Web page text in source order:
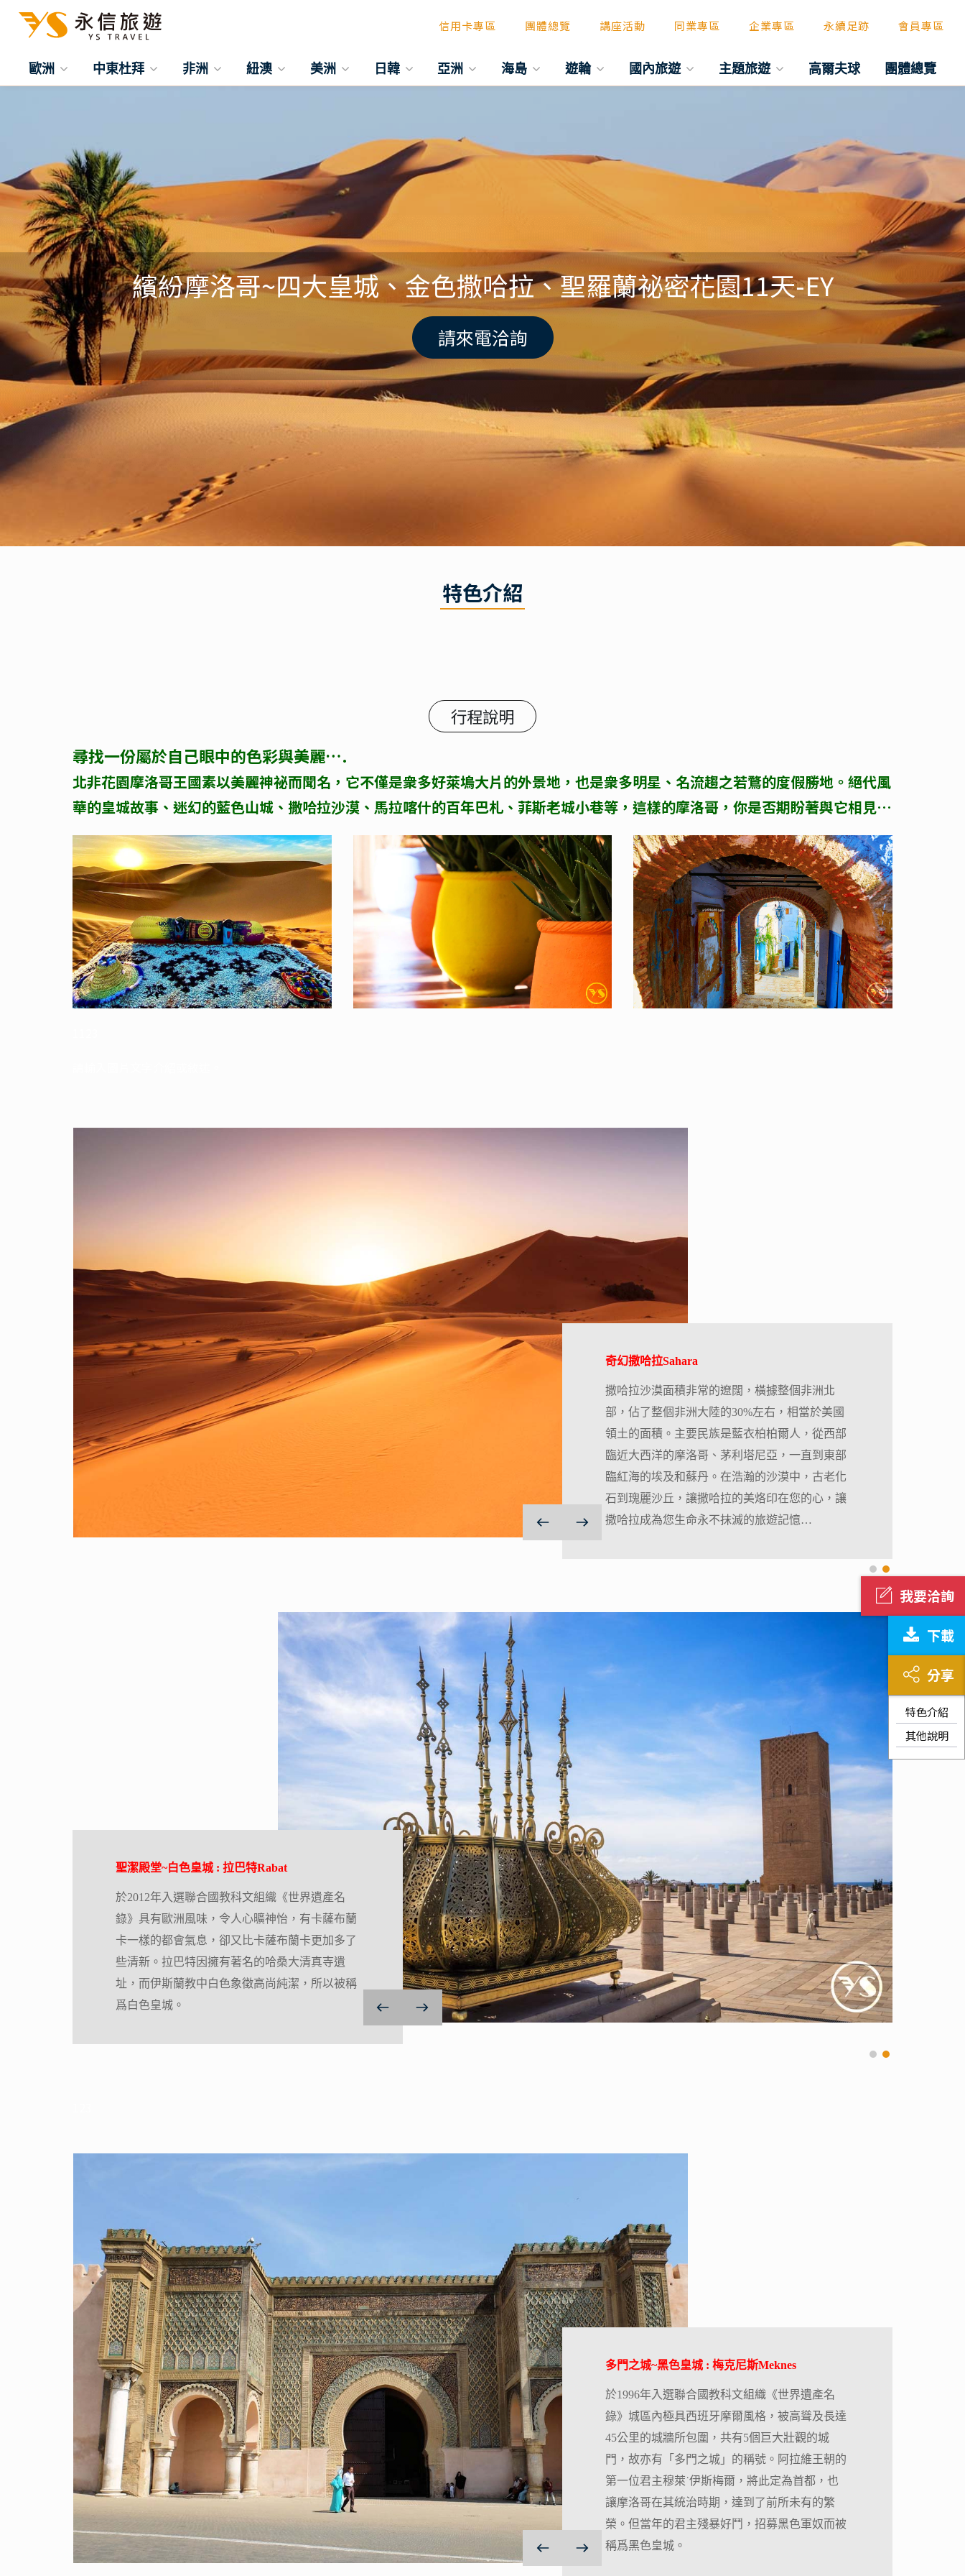
信用卡專區 團體總覽 講座活動 同業專區 企業專區 永續足跡 會員專區
歐洲 中東杜拜 非洲 紐澳 美洲 日韓 亞洲 海島 遊輪 國內旅遊 主題旅遊 高爾夫球 團體總覽
我要洽詢
下載
分享
特色介紹
其他說明
繽紛摩洛哥~四大皇城、金色撒哈拉、聖羅蘭祕密花園11天-EY
請來電洽詢
特色介紹
行程說明
尋找一份屬於自己眼中的色彩與美麗….
北非花園摩洛哥王國素以美麗神祕而聞名，它不僅是衆多好萊塢大片的外景地，也是衆多明星、名流趨之若鶩的度假勝地。絕代風
華的皇城故事、迷幻的藍色山城、撒哈拉沙漠、馬拉喀什的百年巴札、菲斯老城小巷等，這樣的摩洛哥，你是否期盼著與它相見…
奇幻撒哈拉Sahara
撒哈拉沙漠面積非常的遼闊，橫據整個非洲北
部，佔了整個非洲大陸的30%左右，相當於美國
領土的面積。主要民族是藍衣柏柏爾人，從西部
臨近大西洋的摩洛哥、茅利塔尼亞，一直到東部
臨紅海的埃及和蘇丹。在浩瀚的沙漠中，古老化
石到瑰麗沙丘，讓撒哈拉的美烙印在您的心，讓
撒哈拉成為您生命永不抹滅的旅遊記憶…
聖潔殿堂~白色皇城 : 拉巴特Rabat
於2012年入選聯合國教科文組織《世界遺產名
錄》具有歐洲風味，令人心曠神怡，有卡薩布蘭
卡一樣的都會氣息，卻又比卡薩布蘭卡更加多了
些清新。拉巴特因擁有著名的哈桑大清真寺遺
址，而伊斯蘭教中白色象徵高尚純潔，所以被稱
爲白色皇城。
多門之城~黑色皇城 : 梅克尼斯Meknes
於1996年入選聯合國教科文組織《世界遺產名
錄》城區內極具西班牙摩爾風格，被高聳及長達
45公里的城牆所包圍，共有5個巨大壯觀的城
門，故亦有「多門之城」的稱號。阿拉維王朝的
第一位君主穆萊˙伊斯梅爾，將此定為首都，也
讓摩洛哥在其統治時期，達到了前所未有的繁
榮。但當年的君主殘暴好鬥，招募黑色軍奴而被
稱爲黑色皇城。